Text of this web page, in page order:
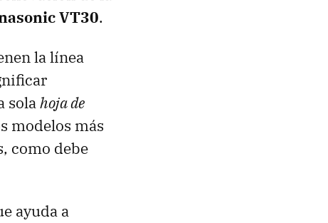
VT30.
la línea
solahoja de
modelos más
como debe
ayuda a